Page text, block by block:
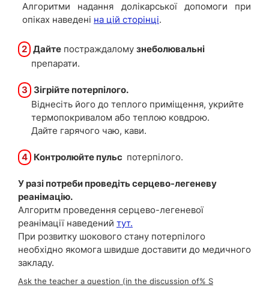
Алгоритми надання долікарської допомоги при
опіках наведені на цій сторінці.
2 Дайте постраждалому знеболювальні
препарати.
3 Зігрійте потерпілого.
Віднесіть його до теплого приміщення, укрийте
термопокривалом або теплою ковдрою.
Дайте гарячого чаю, кави.
4 Контролюйте пульс потерпілого.
У разі потреби проведіть серцево-легеневу
реанімацію.
Алгоритм проведення серцево-легеневої
реанімації наведений тут.
При розвитку шокового стану потерпілого
необхідно якомога швидше доставити до медичного
закладу.
Ask the teacher a question (in the discussion of% S